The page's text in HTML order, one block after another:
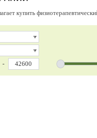
купить
-